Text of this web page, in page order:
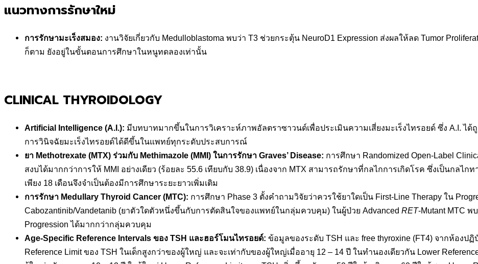
แนวทางการรักษาใหม่
การรักษามะเร็งสมอง: งานวิจัยเกี่ยวกับ Medulloblastoma พบว่า T3 ช่วยกระตุ้น NeuroD1 Expression ส่งผลให้ลด Tumor
ก็ตาม ยังอยู่ในขั้นตอนการศึกษาในหนูทดลองเท่านั้น
CLINICAL THYROIDOLOGY
Artificial Intelligence (A.I.): มีบทบาทมากขึ้นในการวิเคราะห์ภาพอัลตราซาวนด์เพื่อประเมินความเสี่ยงมะเร็งไทรอยด์ ซึ่ง A.I.
การวินิจฉัยมะเร็งไทรอยด์ได้ดีขึ้นในแพทย์ทุกระดับประสบการณ์
ยา Methotrexate (MTX) ร่วมกับ Methimazole (MMI) ในการรักษา Graves’ Disease: การศึกษา Randomized Open-Label
สงบได้มากกว่าการให้ MMI อย่างเดียว (ร้อยละ 55.6 เทียบกับ 38.9) เนื่องจาก MTX สามารถรักษาที่กลไกการเกิดโรค ซึ่งเป็นกลไก
เพียง 18 เดือนจึงจำเป็นต้องมีการศึกษาระยะยาวเพิ่มเติม
การรักษา Medullary Thyroid Cancer (MTC): การศึกษา Phase 3 ตั้งคำถามวิจัยว่าควรใช้ยาใดเป็น First-Line Therapy ใน
Cabozantinib/Vandetanib (ยาตัวใดตัวหนึ่งขึ้นกับการตัดสินใจของแพทย์ในกลุ่มควบคุม) ในผู้ป่วย Advanced RET-Mutant MTC พ
Progression ได้มากกว่ากลุ่มควบคุม
Age-Specific Reference Intervals ของ TSH และฮอร์โมนไทรอยด์: ข้อมูลของระดับ TSH และ free thyroxine (FT4) จากห้องป
Reference Limit ของ TSH ในเด็กสูงกว่าของผู้ใหญ่ และจะเท่ากับของผู้ใหญ่เมื่ออายุ 12 – 14 ปี ในทำนองเดียวกัน Lower